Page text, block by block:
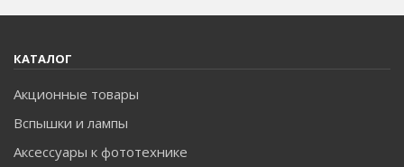
КАТАЛОГ
Акционные товары
Вспышки и лампы
Аксессуары к фототехнике